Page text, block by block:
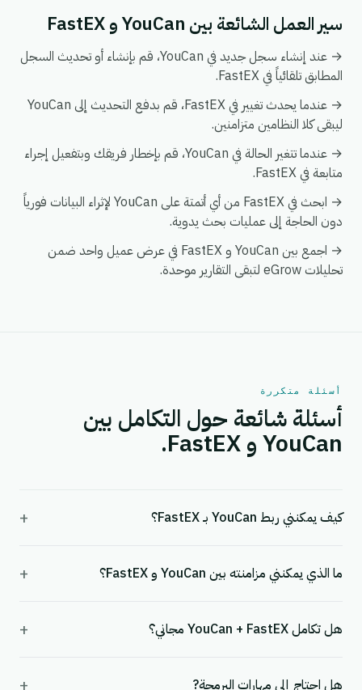
سير العمل الشائعة بين YouCan و FastEX
→ عند إنشاء سجل جديد في YouCan، قم بإنشاء أو تحديث السجل
المطابق تلقائياً في FastEX.
→ عندما يحدث تغيير في FastEX، قم بدفع التحديث إلى YouCan
ليبقى كلا النظامين متزامنين.
→ عندما تتغير الحالة في YouCan، قم بإخطار فريقك وبتفعيل إجراء
متابعة في FastEX.
→ ابحث في FastEX من أي أتمتة على YouCan لإثراء البيانات فورياً
دون الحاجة إلى عمليات بحث يدوية.
→ اجمع بين YouCan و FastEX في عرض عميل واحد ضمن
تحليلات eGrow لتبقى التقارير موحدة.
أسئلة متكررة
أسئلة شائعة حول التكامل بين
YouCan و FastEX.
كيف يمكنني ربط YouCan بـ FastEX؟ +
ما الذي يمكنني مزامنته بين YouCan و FastEX؟ +
هل تكامل YouCan + FastEX مجاني؟ +
هل احتاج إلى مهارات البرمجة? +